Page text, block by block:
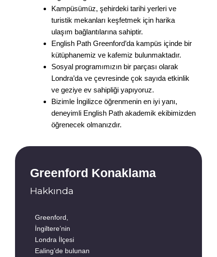
Kampüsümüz, şehirdeki tarihi yerleri ve
turistik mekanları keşfetmek için harika
ulaşım bağlantılarına sahiptir.
English Path Greenford’da kampüs içinde bir
kütüphanemiz ve kafemiz bulunmaktadır.
Sosyal programımızın bir parçası olarak
Londra’da ve çevresinde çok sayıda etkinlik
ve geziye ev sahipliği yapıyoruz.
Bizimle İngilizce öğrenmenin en iyi yanı,
deneyimli English Path akademik ekibimizden
öğrenecek olmanızdır.
Greenford Konaklama
Hakkında
Greenford,
İngiltere’nin
Londra İlçesi
Ealing’de bulunan